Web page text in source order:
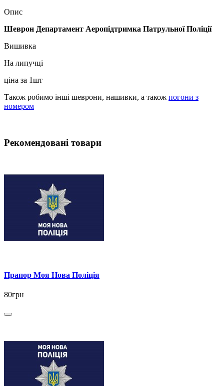
Опис
Шеврон Департамент Аеропідтримка Патрульної Поліції
Вишивка
На липучці
ціна за 1шт
Також робимо інші шеврони, нашивки, а також погони з
номером
Рекомендовані товари
Прапор Моя Нова Поліція
80грн